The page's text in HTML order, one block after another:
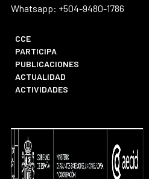
Whatsapp: +504-9480-1786
CCE
PARTICIPA
PUBLICACIONES
ACTUALIDAD
ACTIVIDADES